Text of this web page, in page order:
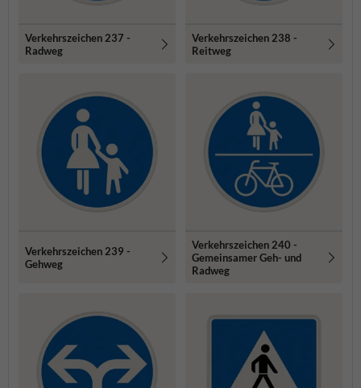
Verkehrszeichen 237 -
Radweg
Verkehrszeichen 238 -
Reitweg
Verkehrszeichen 239 -
Gehweg
Verkehrszeichen 240 -
Gemeinsamer Geh- und
Radweg